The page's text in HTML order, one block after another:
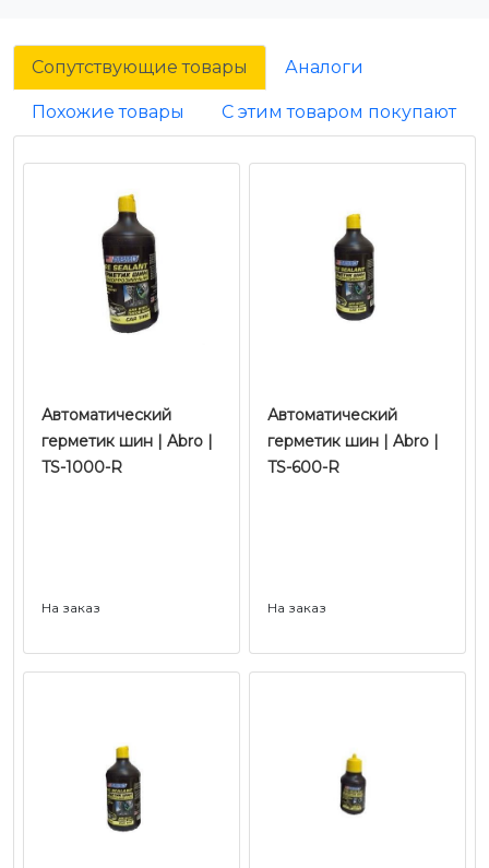
Сопутствующие товары Аналоги
Похожие товары С этим товаром покупают
Автоматический
герметик шин | Abro |
TS-1000-R
На заказ
Автоматический
герметик шин | Abro |
TS-600-R
На заказ